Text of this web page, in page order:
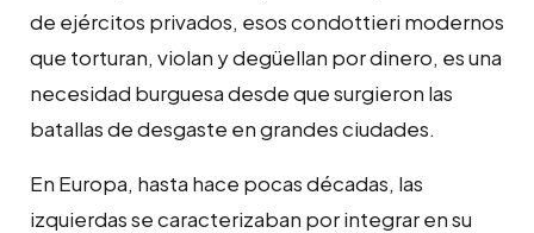
de ejércitos privados, esos condottieri modernos
que torturan, violan y degüellan por dinero, es una
necesidad burguesa desde que surgieron las
batallas de desgaste en grandes ciudades.
En Europa, hasta hace pocas décadas, las
izquierdas se caracterizaban por integrar en su